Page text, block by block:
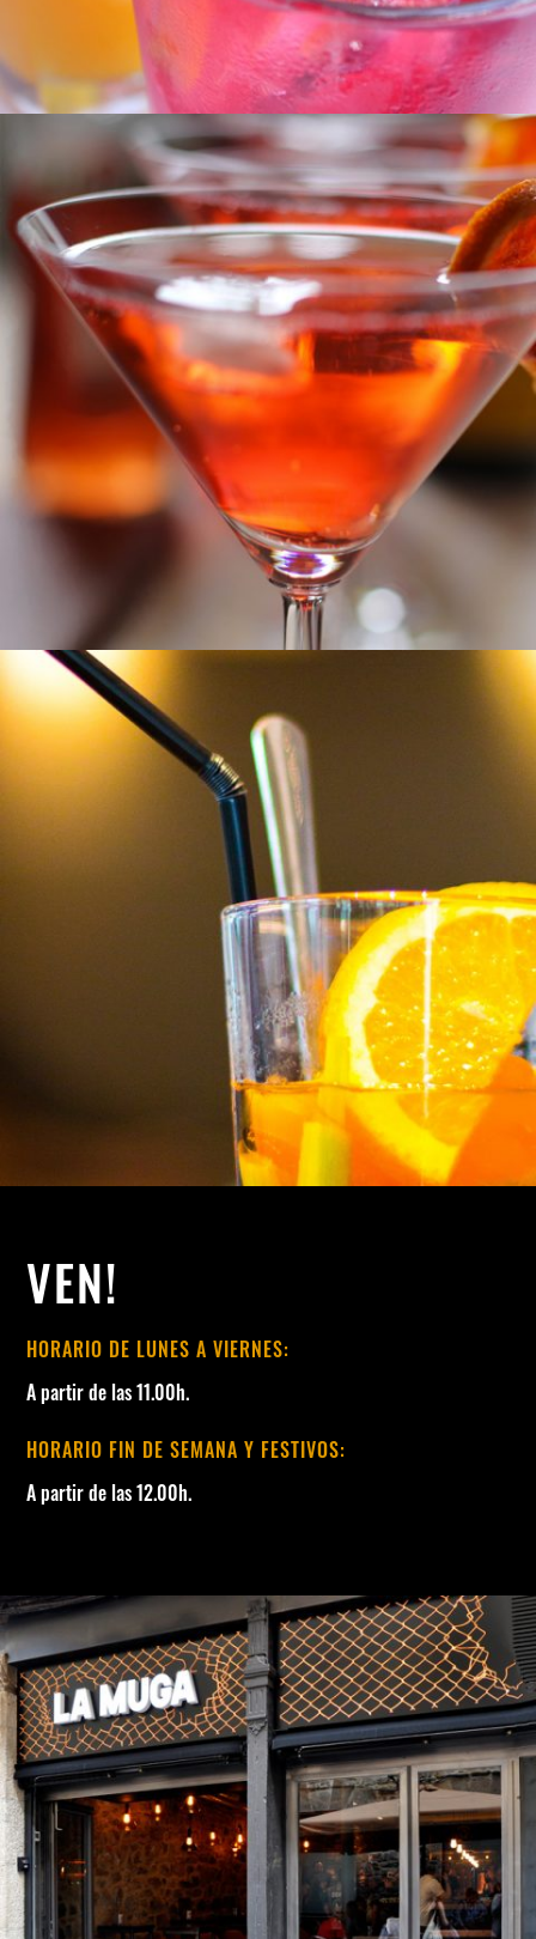
VEN!
HORARIO DE LUNES A VIERNES:
A partir de las 11.00h.
HORARIO FIN DE SEMANA Y FESTIVOS:
A partir de las 12.00h.